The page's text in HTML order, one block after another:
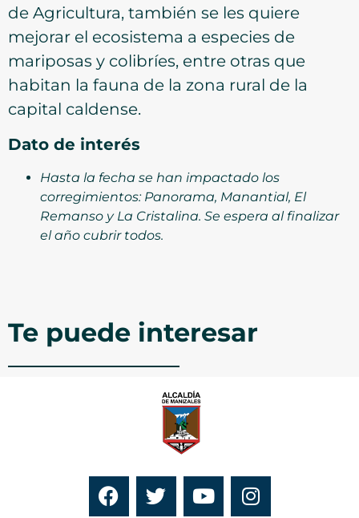
de Agricultura, también se les quiere
mejorar el ecosistema a especies de
mariposas y colibríes, entre otras que
habitan la fauna de la zona rural de la
capital caldense.
Dato de interés
Hasta la fecha se han impactado los
corregimientos: Panorama, Manantial, El
Remanso y La Cristalina. Se espera al finalizar
el año cubrir todos.
Te puede interesar